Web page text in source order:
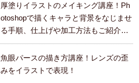
厚塗りイラストのメイキング講座！Ph
otoshopで描くキャラと背景をなじませ
る手順、仕上げや加工方法もご紹介し
ます。
魚眼パースの描き方講座！レンズの歪
みをイラストで表現！